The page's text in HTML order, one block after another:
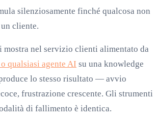
silenziosamente finché qualcosa non
cliente.
mostra nel servizio clienti alimentato da
qualsiasi agente AI su una knowledge
lo stesso risultato — avvio
frustrazione crescente. Gli strumenti
di fallimento è identica.